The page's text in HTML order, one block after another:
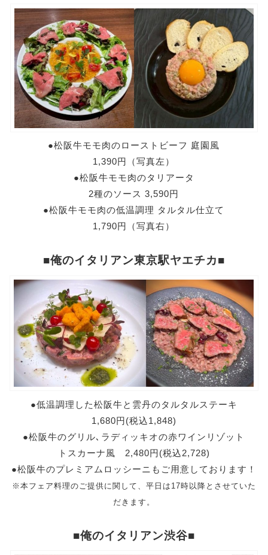
●松阪牛モモ肉のローストビーフ 庭園風
1,390円（写真左）
●松阪牛モモ肉のタリアータ
2種のソース 3,590円
●松阪牛モモ肉の低温調理 タルタル仕立て
1,790円（写真右）
■俺のイタリアン東京駅ヤエチカ■
●低温調理した松阪牛と雲丹のタルタルステーキ
1,680円(税込1,848)
●松阪牛のグリル､ラディッキオの赤ワインリゾット
トスカーナ風 2,480円(税込2,728)
●松阪牛のプレミアムロッシーニもご用意しております！
※本フェア料理のご提供に関して、平日は17時以降とさせていた
だきます。
■俺のイタリアン渋谷■